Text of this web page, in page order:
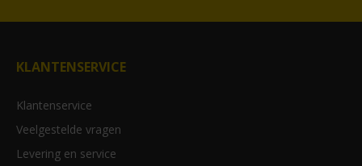
KLANTENSERVICE
Klantenservice
Veelgestelde vragen
Levering en service